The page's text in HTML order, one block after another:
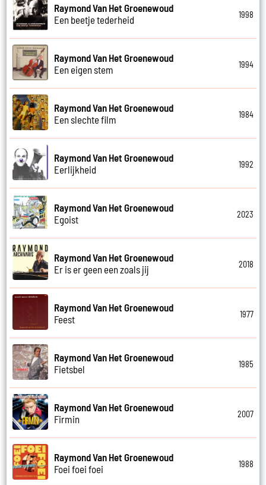
Raymond Van Het Groenewoud
Een beetje tederheid
1998
Raymond Van Het Groenewoud
Een eigen stem
1994
Raymond Van Het Groenewoud
Een slechte film
1984
Raymond Van Het Groenewoud
Eerlijkheid
1992
Raymond Van Het Groenewoud
Egoist
2023
Raymond Van Het Groenewoud
Er is er geen een zoals jij
2018
Raymond Van Het Groenewoud
Feest
1977
Raymond Van Het Groenewoud
Fietsbel
1985
Raymond Van Het Groenewoud
Firmin
2007
Raymond Van Het Groenewoud
Foei foei foei
1988